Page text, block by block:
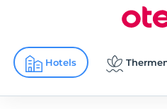
Hotels